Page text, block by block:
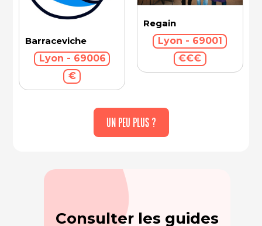
Barraceviche
Lyon - 69006
€
Regain
Lyon - 69001
€€€
UN PEU PLUS ?
Consulter les guides